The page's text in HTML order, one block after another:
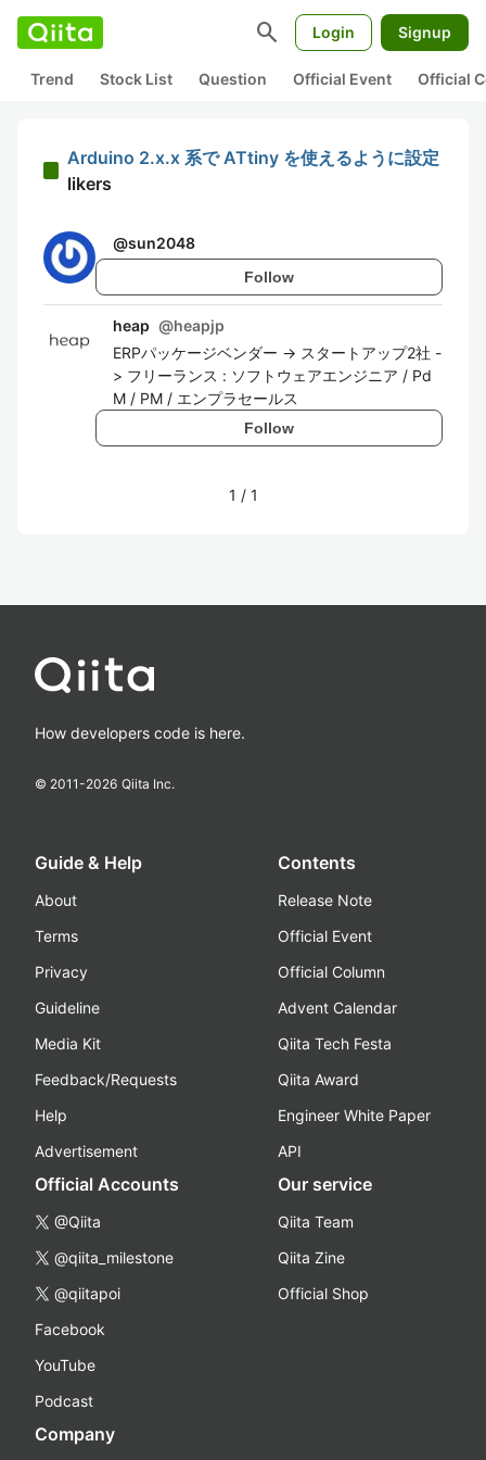
search Login Signup
Trend Stock List Question Official Event Official
Arduino 2.x.x 系で ATtiny を使えるように設定
likers
@sun2048
Follow
heap @heapjp
ERPパッケージベンダー -> スタートアップ2社 -
> フリーランス : ソフトウェアエンジニア / Pd
M / PM / エンプラセールス
Follow
1 / 1
How developers code is here.
© 2011-2026 Qiita Inc.
Guide & Help
About
Terms
Privacy
Guideline
Media Kit
Feedback/Requests
Help
Advertisement
Contents
Release Note
Official Event
Official Column
Advent Calendar
Qiita Tech Festa
Qiita Award
Engineer White Paper
API
Official Accounts
@Qiita
@qiita_milestone
@qiitapoi
Facebook
YouTube
Podcast
Our service
Qiita Team
Qiita Zine
Official Shop
Company